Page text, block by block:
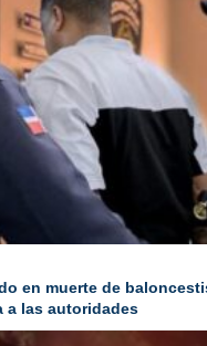
en muerte de
a las autoridades